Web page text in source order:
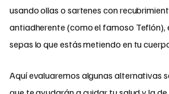
usando ollas o sartenes con
antiadherente (como el famoso Teflón),
sepas lo que estás metiendo en tu
Aquí evaluaremos algunas alternativas